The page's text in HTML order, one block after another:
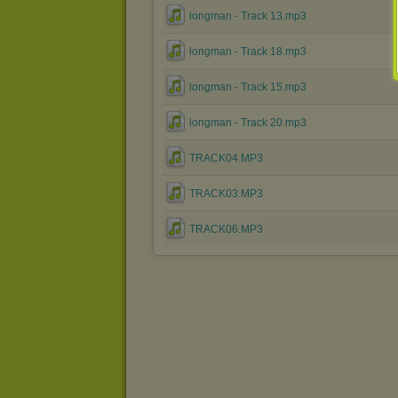
longman - Track 13.mp3
longman - Track 18.mp3
longman - Track 15.mp3
longman - Track 20.mp3
TRACK04.MP3
TRACK03.MP3
TRACK06.MP3